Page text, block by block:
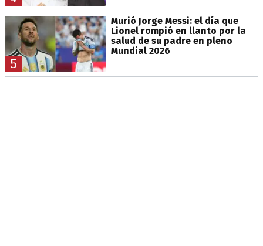
5
Murió Jorge Messi: el día que
Lionel rompió en llanto por la
salud de su padre en pleno
Mundial 2026